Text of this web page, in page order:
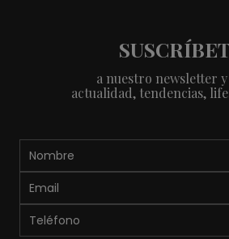
a nuestro newsletter
actualidad, tendencias,